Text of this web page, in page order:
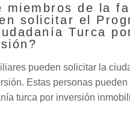
miembros de la
solicitar el
Turca
pueden solicitar la
Estas personas
turca por inversión